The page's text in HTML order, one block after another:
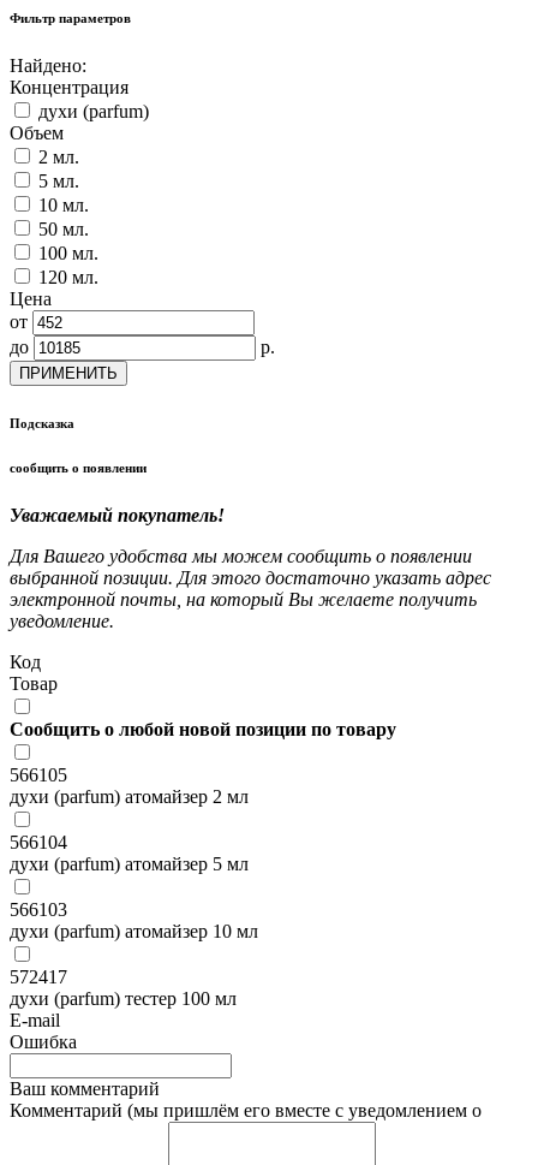
Фильтр параметров
Найдено:
Концентрация
духи (parfum)
Объем
2 мл.
5 мл.
10 мл.
50 мл.
100 мл.
120 мл.
Цена
от
до
р.
ПРИМЕНИТЬ
Подсказка
сообщить о появлении
Уважаемый покупатель!
Для Вашего удобства мы можем сообщить о появлении
выбранной позиции. Для этого достаточно указать адрес
электронной почты, на который Вы желаете получить
уведомление.
Код
Товар
Сообщить о любой новой позиции по товару
566105
духи (parfum) атомайзер 2 мл
566104
духи (parfum) атомайзер 5 мл
566103
духи (parfum) атомайзер 10 мл
572417
духи (parfum) тестер 100 мл
E-mail
Ошибка
Ваш комментарий
Комментарий (мы пришлём его вместе с уведомлением о